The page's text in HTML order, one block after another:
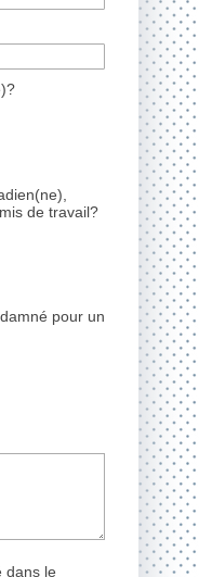
de travail?
pour un
dans le